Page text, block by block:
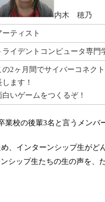
内木 穂乃
ーティスト
ライデントコンピュータ専門
の2ヶ月間でサイバーコネク
します！
白いゲームをつくるぞ！
校の後輩3名と言うメンバ
、インターンシップ生がど
シップ生たちの生の声を、